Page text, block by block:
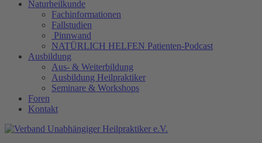
Naturheilkunde
Fachinformationen
Fallstudien
Pinnwand
NATÜRLICH HELFEN Patienten-Podcast
Ausbildung
Aus- & Weiterbildung
Ausbildung Heilpraktiker
Seminare & Workshops
Foren
Kontakt